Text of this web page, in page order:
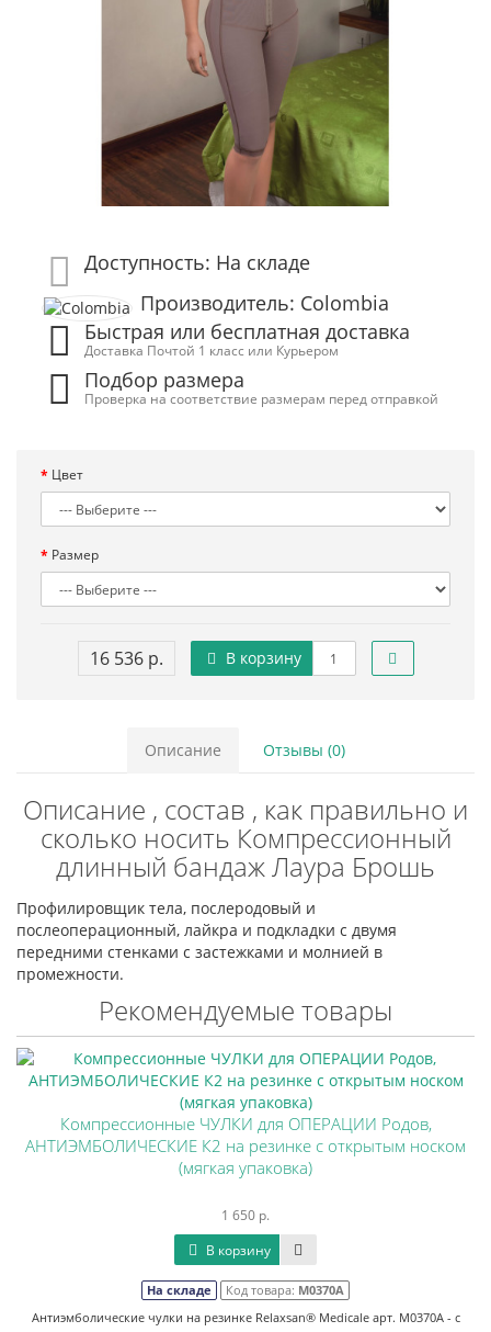
Доступность: На складе
Производитель: Colombia
Быстрая или бесплатная доставка
Доставка Почтой 1 класс или Курьером
Подбор размера
Проверка на соответствие размерам перед отправкой
Цвет
Размер
16 536 р. В корзину
Описание Отзывы (0)
Описание , состав , как правильно и
сколько носить Компрессионный
длинный бандаж Лаура Брошь
Профилировщик тела, послеродовый и
послеоперационный, лайкра и подкладки с двумя
передними стенками с застежками и молнией в
промежности.
Рекомендуемые товары
Компрессионные ЧУЛКИ для ОПЕРАЦИИ Родов,
АНТИЭМБОЛИЧЕСКИЕ К2 на резинке с открытым носком
(мягкая упаковка)
1 650 р.
В корзину
На складе Код товара: М0370А
Антиэмболические чулки на резинке Relaxsan® Medicale арт. M0370А - с